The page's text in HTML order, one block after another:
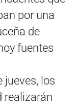
por una
de
fuentes
jueves, los
realizarán